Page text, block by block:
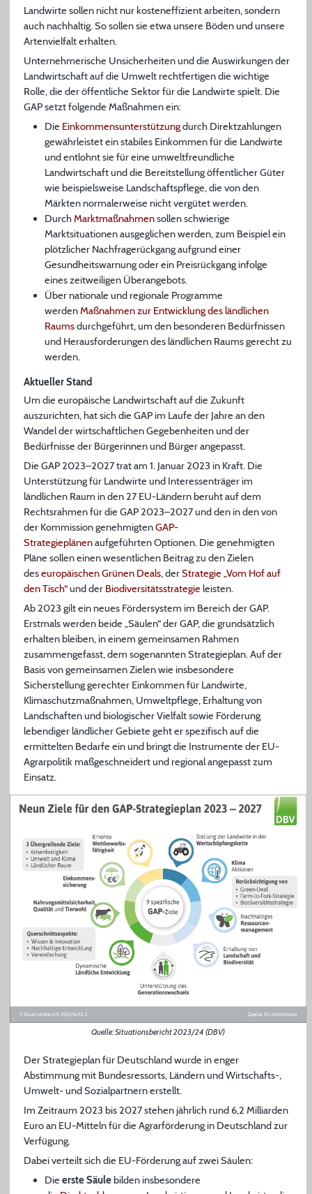
Landwirte sollen nicht nur kosteneffizient arbeiten, sondern
auch nachhaltig. So sollen sie etwa unsere Böden und unsere
Artenvielfalt erhalten.
Unternehmerische Unsicherheiten und die Auswirkungen der
Landwirtschaft auf die Umwelt rechtfertigen die wichtige
Rolle, die der öffentliche Sektor für die Landwirte spielt. Die
GAP setzt folgende Maßnahmen ein:
Die Einkommensunterstützungdurch Direktzahlungen
gewährleistet ein stabiles Einkommen für die Landwirte
und entlohnt sie für eine umweltfreundliche
Landwirtschaft und die Bereitstellung öffentlicher Güter
wie beispielsweise Landschaftspflege, die von den
Märkten normalerweise nicht vergütet werden.
Durch Marktmaßnahmensollen schwierige
Marktsituationen ausgeglichen werden, zum Beispiel ein
plötzlicher Nachfragerückgang aufgrund einer
Gesundheitswarnung oder ein Preisrückgang infolge
eines zeitweiligen Überangebots.
Über nationale und regionale Programme
werden Maßnahmen zur Entwicklung des ländlichen
Raumsdurchgeführt, um den besonderen Bedürfnissen
und Herausforderungen des ländlichen Raums gerecht zu
werden.
Aktueller Stand
Um die europäische Landwirtschaft auf die Zukunft
auszurichten, hat sich die GAP im Laufe der Jahre an den
Wandel der wirtschaftlichen Gegebenheiten und der
Bedürfnisse der Bürgerinnen und Bürger angepasst.
Die GAP 2023–2027 trat am 1. Januar 2023 in Kraft. Die
Unterstützung für Landwirte und Interessenträger im
ländlichen Raum in den 27 EU-Ländern beruht auf dem
Rechtsrahmen für die GAP 2023–2027 und den in den von
der Kommission genehmigtenGAP-
Strategieplänenaufgeführten Optionen. Die genehmigten
Pläne sollen einen wesentlichen Beitrag zu den Zielen
deseuropäischen Grünen Deals, derStrategie „Vom Hof auf
den Tisch“und der Biodiversitätsstrategie leisten.
Ab 2023 gilt ein neues Fördersystem im Bereich der GAP.
Erstmals werden beide „Säulen“ der GAP, die grundsätzlich
erhalten bleiben, in einem gemeinsamen Rahmen
zusammengefasst, dem sogenannten Strategieplan. Auf der
Basis von gemeinsamen Zielen wie insbesondere
Sicherstellung gerechter Einkommen für Landwirte,
Klimaschutzmaßnahmen, Umweltpflege, Erhaltung von
Landschaften und biologischer Vielfalt sowie Förderung
lebendiger ländlicher Gebiete geht er spezifisch auf die
ermittelten Bedarfe ein und bringt die Instrumente der EU-
Agrarpolitik maßgeschneidert und regional angepasst zum
Einsatz.
Quelle: Situationsbericht 2023/24 (DBV)
Der Strategieplan für Deutschland wurde in enger
Abstimmung mit Bundesressorts, Ländern und Wirtschafts-,
Umwelt- und Sozialpartnern erstellt.
Im Zeitraum 2023 bis 2027 stehen jährlich rund 6,2 Milliarden
Euro an EU-Mitteln für die Agrarförderung in Deutschland zur
Verfügung.
Dabei verteilt sich die EU-Förderung auf zwei Säulen:
Die erste Säulebilden insbesondere